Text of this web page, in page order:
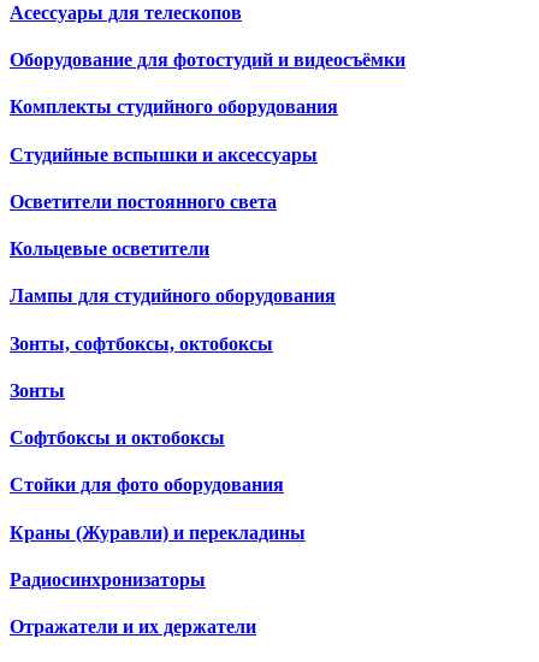
Асессуары для телескопов
Оборудование для фотостудий и видеосъёмки
Комплекты студийного оборудования
Студийные вспышки и аксессуары
Осветители постоянного света
Кольцевые осветители
Лампы для студийного оборудования
Зонты, софтбоксы, октобоксы
Зонты
Софтбоксы и октобоксы
Стойки для фото оборудования
Краны (Журавли) и перекладины
Радиосинхронизаторы
Отражатели и их держатели